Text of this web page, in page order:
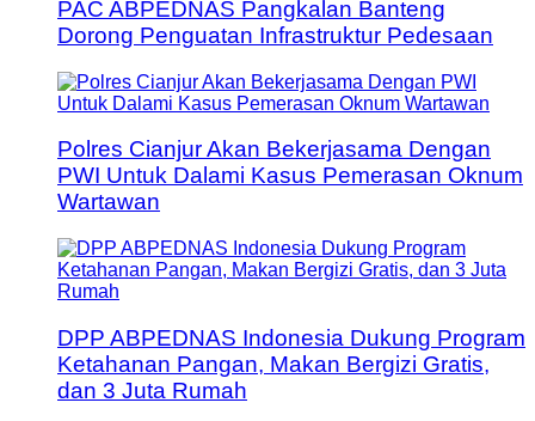
PAC ABPEDNAS Pangkalan Banteng
Dorong Penguatan Infrastruktur Pedesaan
Polres Cianjur Akan Bekerjasama Dengan
PWI Untuk Dalami Kasus Pemerasan Oknum
Wartawan
DPP ABPEDNAS Indonesia Dukung Program
Ketahanan Pangan, Makan Bergizi Gratis,
dan 3 Juta Rumah